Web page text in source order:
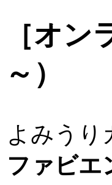
［オ
～）
よみうり
ファビエ